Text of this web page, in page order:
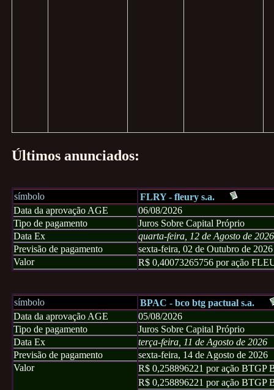
Últimos anunciados:
símbolo
FLRY - fleury s.a.
Data da aprovação AGE
06/08/2026
Tipo de pagamento
Juros Sobre Capital Próprio
Data Ex
quarta-feira, 12 de Agosto de 2026
Previsão de pagamento
sexta-feira, 02 de Outubro de 2026
Valor
R$ 0,40073265756 por ação
símbolo
BPAC - bco btg pactual s.a.
Data da aprovação AGE
05/08/2026
Tipo de pagamento
Juros Sobre Capital Próprio
Data Ex
terça-feira, 11 de Agosto de 2026
Previsão de pagamento
sexta-feira, 14 de Agosto de 2026
Valor
R$ 0,258896221 por ação BTGP
R$ 0,258896221 por ação BTGP